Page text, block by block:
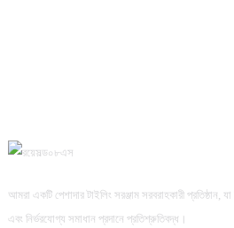
আমরা একটি পেশাদার টাইলিং সরঞ্জাম সরবরাহকারী প্রতিষ্ঠান,
এবং নির্ভরযোগ্য সমাধান প্রদানে প্রতিশ্রুতিবদ্ধ।